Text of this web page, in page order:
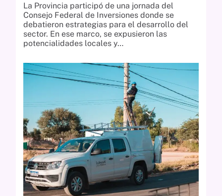
La Provincia participó de una jornada del
Consejo Federal de Inversiones donde se
debatieron estrategias para el desarrollo del
sector. En ese marco, se expusieron las
potencialidades locales y…